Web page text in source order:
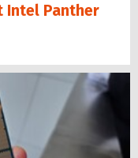
Intel Panther